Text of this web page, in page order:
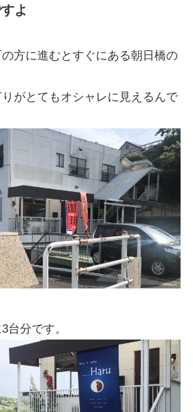
よ
方に進むとすぐにある朝日橋の
がとてもオシャレに見えるんで
台分です。